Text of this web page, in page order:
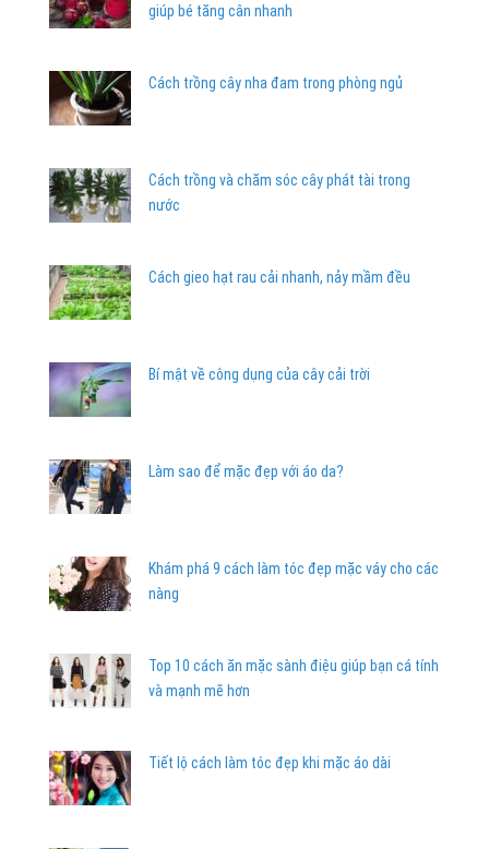
giúp bé tăng cân nhanh
Cách trồng cây nha đam trong phòng ngủ
Cách trồng và chăm sóc cây phát tài trong
nước
Cách gieo hạt rau cải nhanh, nảy mầm đều
Bí mật về công dụng của cây cải trời
Làm sao để mặc đẹp với áo da?
Khám phá 9 cách làm tóc đẹp mặc váy cho các
nàng
Top 10 cách ăn mặc sành điệu giúp bạn cá tính
và mạnh mẽ hơn
Tiết lộ cách làm tóc đẹp khi mặc áo dài